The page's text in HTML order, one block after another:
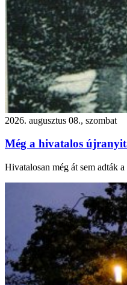
2026. augusztus 08., szombat
Még a hivatalos
Hivatalosan még át sem adták